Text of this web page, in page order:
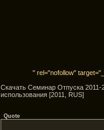
" rel="nofollow"
Скачать Cеминар Отпуска 2011-
использования [2011, RUS]
Quote